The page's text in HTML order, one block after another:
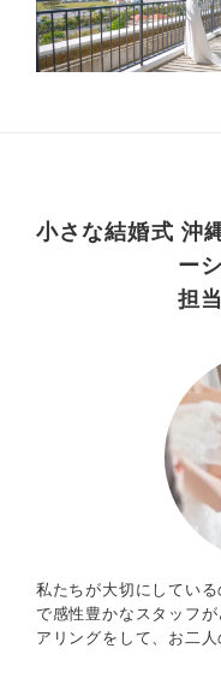
小さな結婚式 沖
ー
担
私たちが大切にしてい
で感性豊かなスタッフ
アリングをして、お二